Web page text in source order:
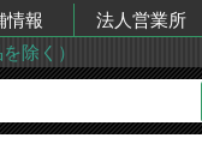
情報 法人営業所
除く）